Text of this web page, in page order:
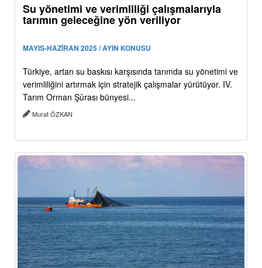
Su yönetimi ve verimliliği çalışmalarıyla
tarımın geleceğine yön veriliyor
MAYIS-HAZİRAN 2025 / AYIN KONUSU
Türkiye, artan su baskısı karşısında tarımda su yönetimi ve
verimliliğini artırmak için stratejik çalışmalar yürütüyor. IV.
Tarım Orman Şûrası bünyesi...
Murat ÖZKAN